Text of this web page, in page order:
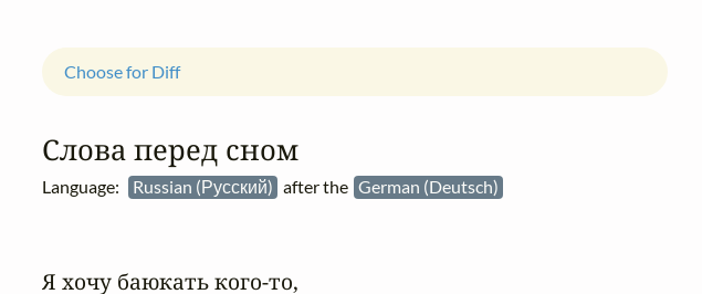
Слова перед сном
Language: Russian (Русский) after the German (Deutsch)
Choose for Diff
Я хочу баюкать кого-то,